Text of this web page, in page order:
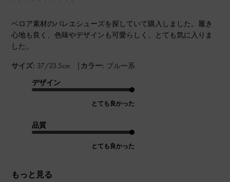
ベロア素材のバレエシューズを探していて購入しました。履き
心地も良く、色味やデザインも可愛らしく、とても気に入りま
した。
サイズ: 37/23.5cm | カラー: ブルー系
デザイン
とても良かった
品質
とても良かった
もっと見る